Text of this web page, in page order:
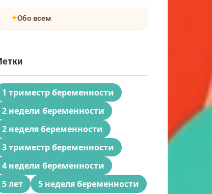
Обо всем
1 триместр беременности
2 недели беременности
2 неделя беременности
3 триместр беременности
4 недели беременности
5 лет
5 неделя беременности